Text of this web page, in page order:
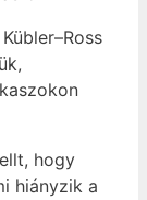
hogy
hiányzik a